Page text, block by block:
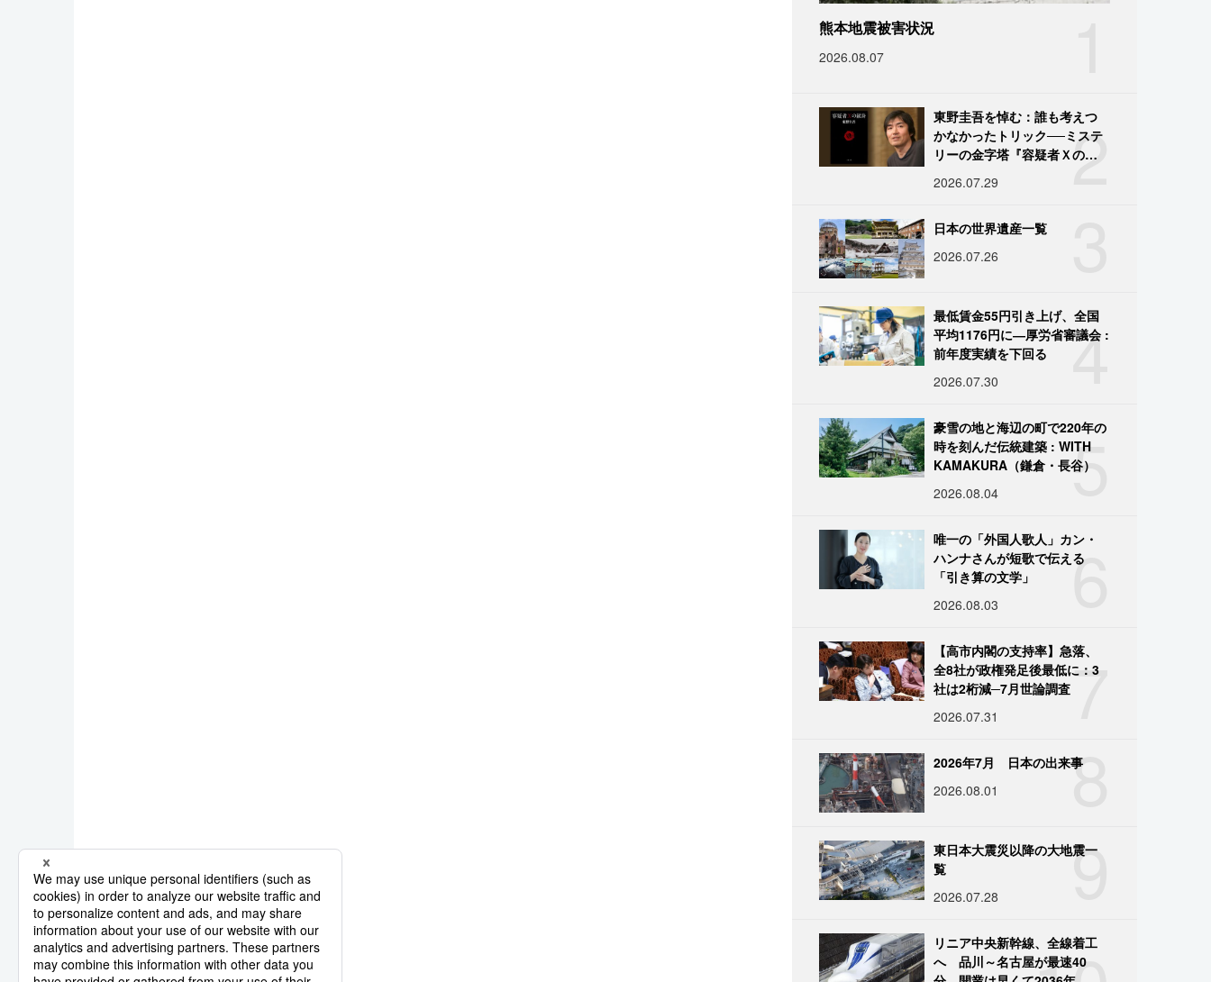
熊本地震被害状況
2026.08.07
2
東野圭吾を悼む：誰も考えつ
かなかったトリック──ミステ
リーの金字塔『容疑者Ｘの献
2026.07.29
日本の世界遺産一覧
2026.07.26
4
最低賃金55円引き上げ、全国
平均1176円に―厚労省審議会 :
前年度実績を下回る
2026.07.30
5
豪雪の地と海辺の町で220年の
時を刻んだ伝統建築 : WITH
KAMAKURA（鎌倉・長谷）
2026.08.04
6
唯一の「外国人歌人」カン・
ハンナさんが短歌で伝える
「引き算の文学」
2026.08.03
7
【高市内閣の支持率】急落、
全8社が政権発足後最低に：3
社は2桁減─7月世論調査
2026.07.31
8
2026年7月 日本の出来事
2026.08.01
9
東日本大震災以降の大地震一
覧
2026.07.28
リニア中央新幹線、全線着工
へ 品川～名古屋が最速40